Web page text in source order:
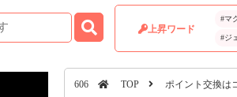
上昇ワード
#マ
#ジ
606 TOP ポイント交換は